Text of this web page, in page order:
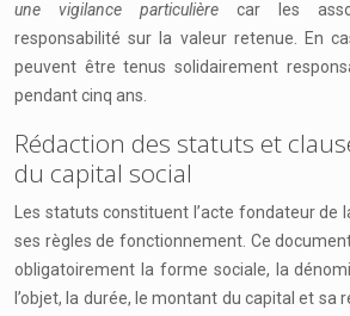
une vigilance particulière car les
responsabilité sur la valeur retenue. En
peuvent être tenus solidairement
pendant cinq ans.
Rédaction des statuts et
du capital social
Les statuts constituent l’acte fondateur de
ses règles de fonctionnement. Ce
obligatoirement la forme sociale, la
l’objet, la durée, le montant du capital et sa